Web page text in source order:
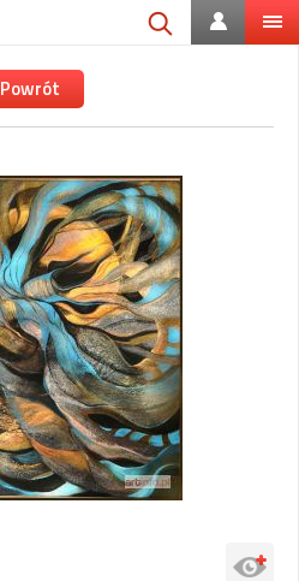
Powrót